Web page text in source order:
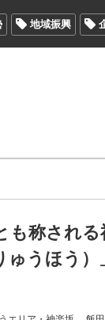
地域振興
も称される
うほう）